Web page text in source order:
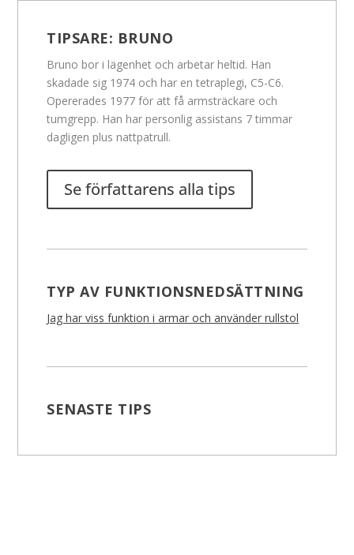
TIPSARE: BRUNO
Bruno bor i lägenhet och arbetar heltid. Han
skadade sig 1974 och har en tetraplegi, C5-C6.
Opererades 1977 för att få armsträckare och
tumgrepp. Han har personlig assistans 7 timmar
dagligen plus nattpatrull.
Se författarens alla tips
TYP AV FUNKTIONSNEDSÄTTNING
Jag har viss funktion i armar och använder rullstol
SENASTE TIPS